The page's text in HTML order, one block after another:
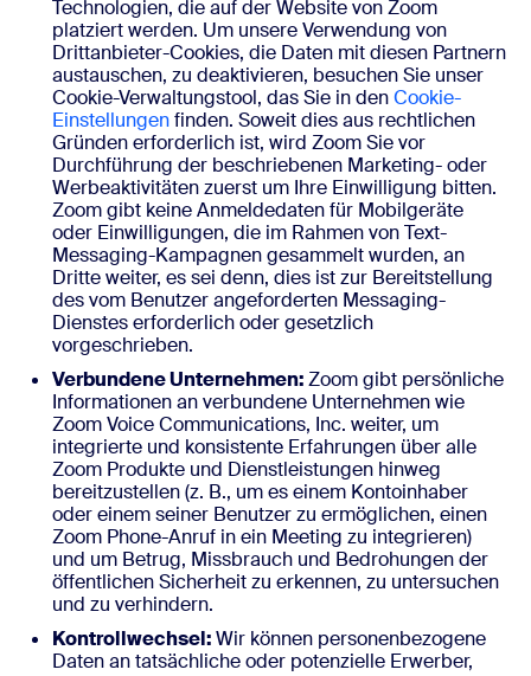
Technologien, die auf der Website von Zoom
platziert werden. Um unsere Verwendung von
Drittanbieter-Cookies, die Daten mit diesen Partnern
austauschen, zu deaktivieren, besuchen Sie unser
Cookie-Verwaltungstool, das Sie in denCookie-
Einstellungenfinden. Soweit dies aus rechtlichen
Gründen erforderlich ist, wird Zoom Sie vor
Durchführung der beschriebenen Marketing- oder
Werbeaktivitäten zuerst um Ihre Einwilligung bitten.
Zoom gibt keine Anmeldedaten für Mobilgeräte
oder Einwilligungen, die im Rahmen von Text-
Messaging-Kampagnen gesammelt wurden, an
Dritte weiter, es sei denn, dies ist zur Bereitstellung
des vom Benutzer angeforderten Messaging-
Dienstes erforderlich oder gesetzlich
vorgeschrieben.
Verbundene Unternehmen:Zoom gibt persönliche
Informationen an verbundene Unternehmen wie
Zoom Voice Communications, Inc. weiter, um
integrierte und konsistente Erfahrungen über alle
Zoom Produkte und Dienstleistungen hinweg
bereitzustellen (z. B., um es einem Kontoinhaber
oder einem seiner Benutzer zu ermöglichen, einen
Zoom Phone-Anruf in ein Meeting zu integrieren)
und um Betrug, Missbrauch und Bedrohungen der
öffentlichen Sicherheit zu erkennen, zu untersuchen
und zu verhindern.
Kontrollwechsel:Wir können personenbezogene
Daten an tatsächliche oder potenzielle Erwerber,